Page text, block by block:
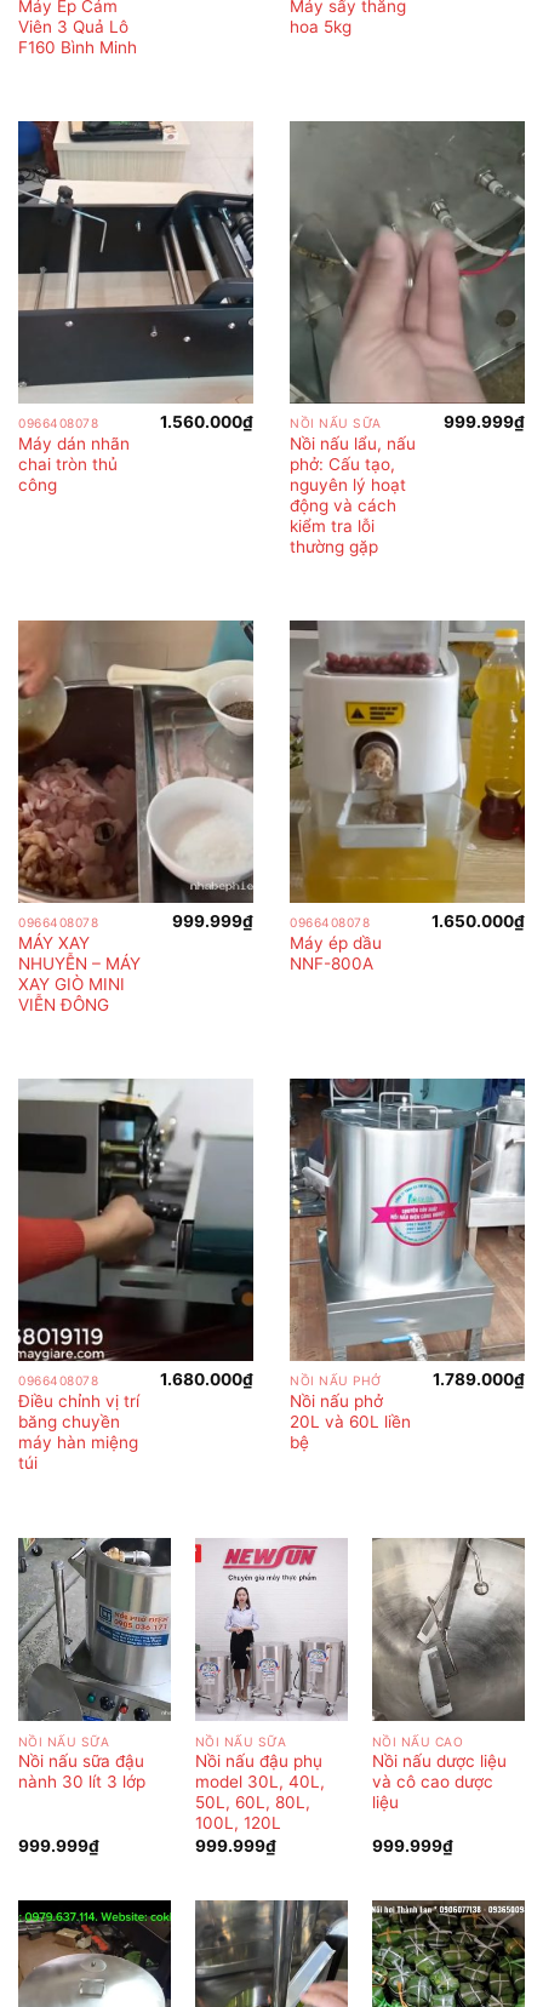
Máy Ép Cám
Viên 3 Quả Lô
F160 Bình Minh
Máy sấy thăng
hoa 5kg
0966408078
Máy dán nhãn
chai tròn thủ
công
1.560.000₫ NỒI NẤU SỮA
Nồi nấu lẩu, nấu
phở: Cấu tạo,
nguyên lý hoạt
động và cách
kiểm tra lỗi
thường gặp
999.999₫
0966408078
MÁY XAY
NHUYỄN – MÁY
XAY GIÒ MINI
VIỄN ĐÔNG
999.999₫ 0966408078
Máy ép dầu
NNF-800A
1.650.000₫
0966408078
Điều chỉnh vị trí
băng chuyền
máy hàn miệng
túi
1.680.000₫ NỒI NẤU PHỞ
Nồi nấu phở
20L và 60L liền
bệ
1.789.000₫
NỒI NẤU SỮA
Nồi nấu sữa đậu
nành 30 lít 3 lớp
999.999₫
NỒI NẤU SỮA
Nồi nấu đậu phụ
model 30L, 40L,
50L, 60L, 80L,
100L, 120L
999.999₫
NỒI NẤU CAO
Nồi nấu dược liệu
và cô cao dược
liệu
999.999₫